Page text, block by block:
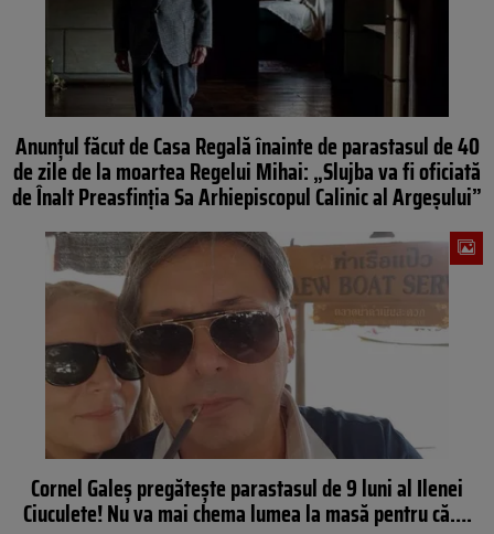
Anunţul făcut de Casa Regală înainte de parastasul de 40
de zile de la moartea Regelui Mihai: „Slujba va fi oficiată
de Înalt Preasfinţia Sa Arhiepiscopul Calinic al Argeşului”
Cornel Galeş pregăteşte parastasul de 9 luni al Ilenei
Ciuculete! Nu va mai chema lumea la masă pentru că….